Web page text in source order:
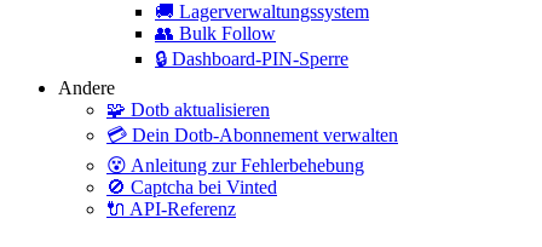
🚚 Lagerverwaltungssystem
👥 Bulk Follow
🔒 Dashboard-PIN-Sperre
Andere
🧩 Dotb aktualisieren
💳 Dein Dotb-Abonnement verwalten
😵 Anleitung zur Fehlerbehebung
🚫 Captcha bei Vinted
🔌 API-Referenz